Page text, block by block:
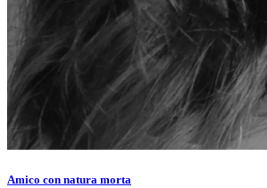
Amico con natura morta